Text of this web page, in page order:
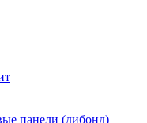
панели (дибонд)